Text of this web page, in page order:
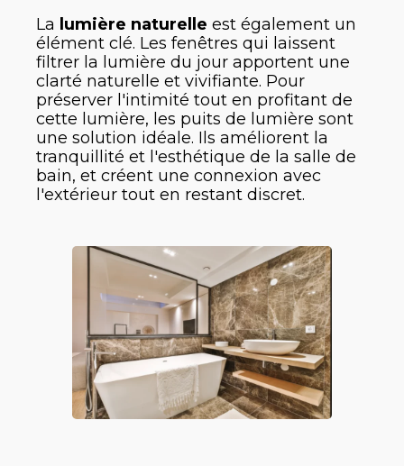
La lumière naturelle est également un
élément clé. Les fenêtres qui laissent
filtrer la lumière du jour apportent une
clarté naturelle et vivifiante. Pour
préserver l'intimité tout en profitant de
cette lumière, les puits de lumière sont
une solution idéale. Ils améliorent la
tranquillité et l'esthétique de la salle de
bain, et créent une connexion avec
l'extérieur tout en restant discret.